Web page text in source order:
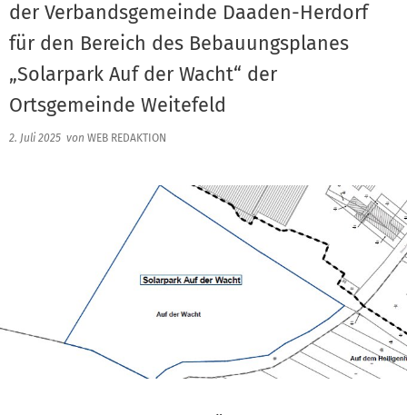
der Verbandsgemeinde Daaden-Herdorf
für den Bereich des Bebauungsplanes
„Solarpark Auf der Wacht“ der
Ortsgemeinde Weitefeld
2. Juli 2025 von WEB REDAKTION